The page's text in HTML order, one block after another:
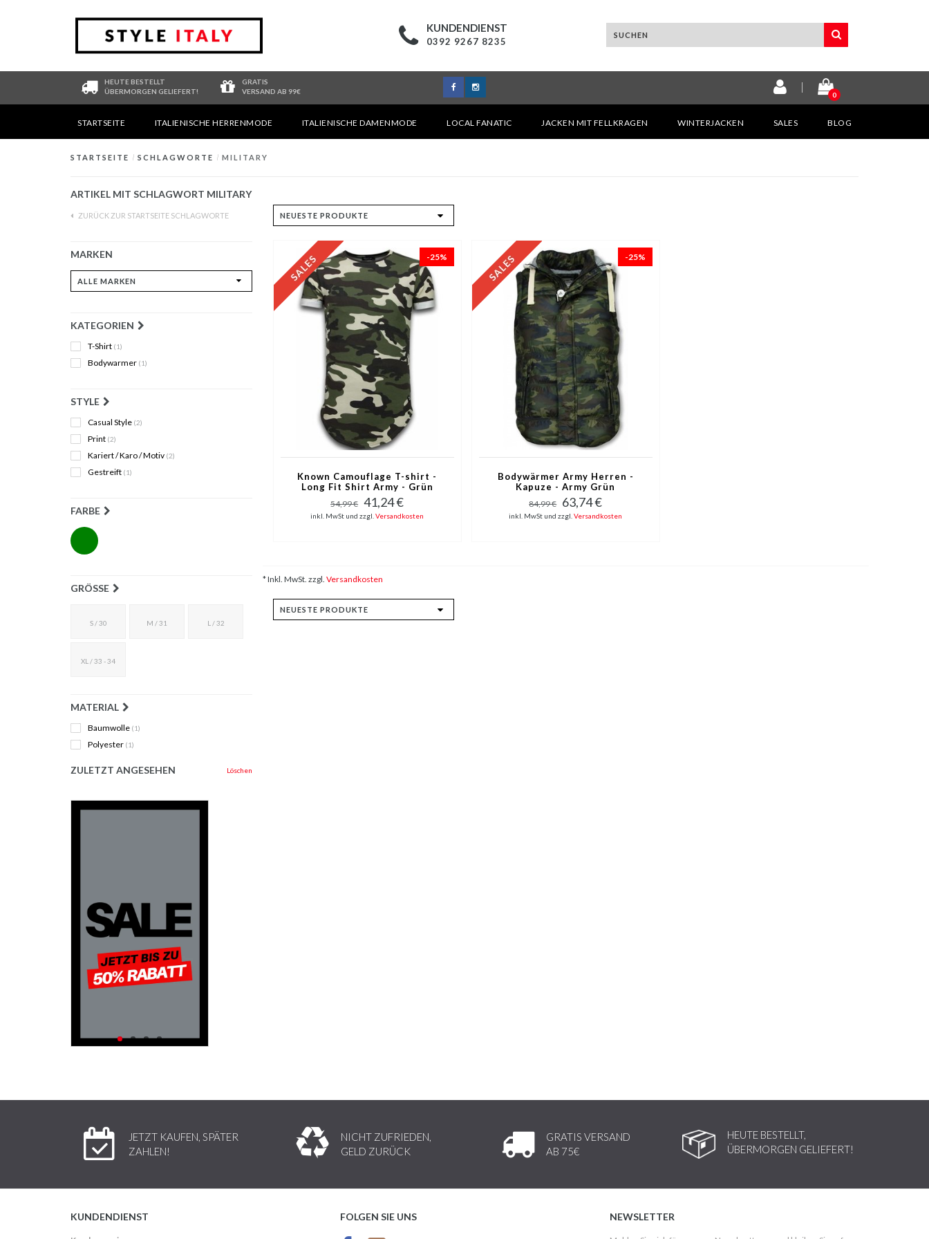
KUNDENDIENST
0392 9267 8235
HEUTE BESTELLT
ÜBERMORGEN GELIEFERT!
GRATIS
VERSAND AB 99€
0
STARTSEITE ITALIENISCHE HERRENMODE ITALIENISCHE DAMENMODE LOCAL FANATIC JACKEN MIT FELLKRAGEN WINTERJACKEN SALES BLOG
STARTSEITE / SCHLAGWORTE / MILITARY
ARTIKEL MIT SCHLAGWORT MILITARY
ZURÜCK ZUR STARTSEITE SCHLAGWORTE
MARKEN
KATEGORIEN
T-Shirt (1)
Bodywarmer (1)
STYLE
Casual Style (2)
Print (2)
Kariert / Karo / Motiv (2)
Gestreift (1)
FARBE
GRÖSSE
S / 30 M / 31 L / 32
XL / 33 - 34
MATERIAL
Baumwolle (1)
Polyester (1)
ZULETZT ANGESEHEN Löschen
-25%
Known Camouflage T-shirt -
Long Fit Shirt Army - Grün
54,99 € 41,24 €
inkl. MwSt und zzgl.Versandkosten
-25%
Bodywärmer Army Herren -
Kapuze - Army Grün
84,99 € 63,74 €
inkl. MwSt und zzgl.Versandkosten
* Inkl. MwSt. zzgl. Versandkosten
JETZT KAUFEN, SPÄTER
ZAHLEN!
NICHT ZUFRIEDEN,
GELD ZURÜCK
GRATIS VERSAND
AB 75€
HEUTE BESTELLT,
ÜBERMORGEN GELIEFERT!
KUNDENDIENST FOLGEN SIE UNS NEWSLETTER